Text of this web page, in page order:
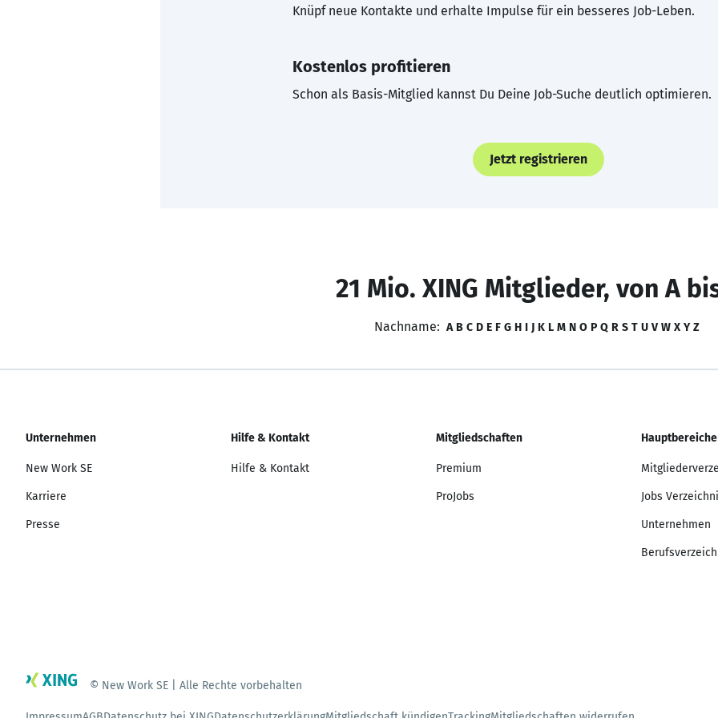
Knüpf neue Kontakte und erhalte Impulse für ein besseres Job-Leben.
Kostenlos profitieren
Schon als Basis-Mitglied kannst Du Deine Job-Suche deutlich optimieren.
Jetzt registrieren
21 Mio. XING Mitglieder, von A
Nachname: A B C D E F G H I J K L M N O P Q R S T U V W X Y Z
Unternehmen
New Work SE
Karriere
Presse
Hilfe & Kontakt
Hilfe & Kontakt
Mitgliedschaften
Premium
ProJobs
Hauptbereiche
Jobs
Unternehmen
© New Work SE | Alle Rechte vorbehalten